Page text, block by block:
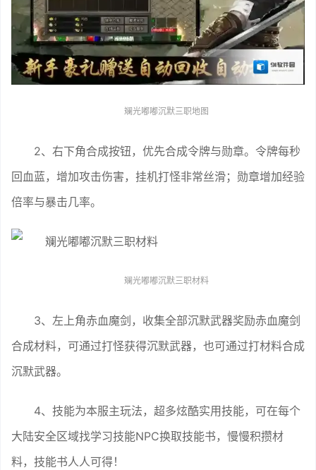
斓光嘟嘟沉默三职地图
2、右下角合成按钮，优先合成令牌与勋章。令牌每秒
回血蓝，增加攻击伤害，挂机打怪非常丝滑；勋章增加经验
倍率与暴击几率。
斓光嘟嘟沉默三职材料
3、左上角赤血魔剑，收集全部沉默武器奖励赤血魔剑
合成材料，可通过打怪获得沉默武器，也可通过打材料合成
沉默武器。
4、技能为本服主玩法，超多炫酷实用技能，可在每个
大陆安全区域找学习技能NPC换取技能书，慢慢积攒材
料，技能书人人可得！